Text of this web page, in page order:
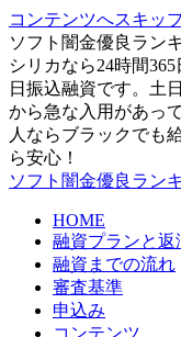
コンテンツへスキッ
ソフト闇金優良ラン
シリカなら24時間
日振込融資です。土
から急な入用があっ
人ならブラックでも
ら安心！
ソフト闇金優良ラン
HOME
融資プランと返
融資までの流れ
審査基準
申込み
コンテンツ